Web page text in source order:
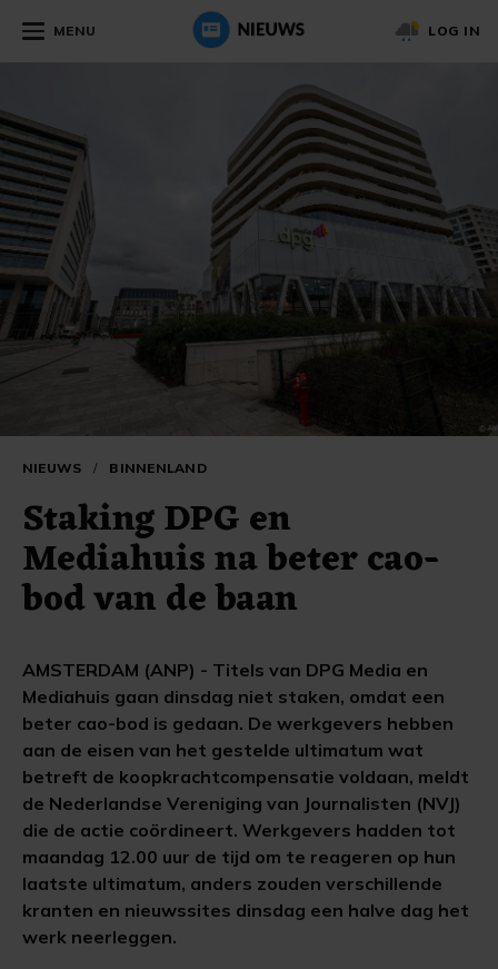
MENU LOG IN
NIEUWS / BINNENLAND
Staking DPG en
Mediahuis na beter cao-
bod van de baan
AMSTERDAM (ANP) - Titels van DPG Media en
Mediahuis gaan dinsdag niet staken, omdat een
beter cao-bod is gedaan. De werkgevers hebben
aan de eisen van het gestelde ultimatum wat
betreft de koopkrachtcompensatie voldaan, meldt
de Nederlandse Vereniging van Journalisten (NVJ)
die de actie coördineert. Werkgevers hadden tot
maandag 12.00 uur de tijd om te reageren op hun
laatste ultimatum, anders zouden verschillende
kranten en nieuwssites dinsdag een halve dag het
werk neerleggen.